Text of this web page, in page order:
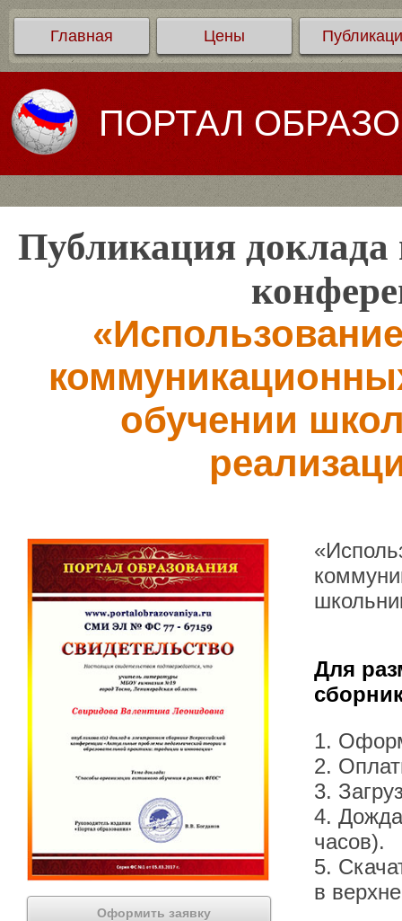
Главная Цены
ПОРТАЛ
Публикация доклада
обучении
Оформить заявку
Для
1.
2.
3.
4.
часов).
5.
в